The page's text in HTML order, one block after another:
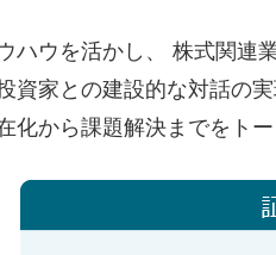
ウを活かし、 株式関連
家との建設的な対話の
から課題解決までをトー